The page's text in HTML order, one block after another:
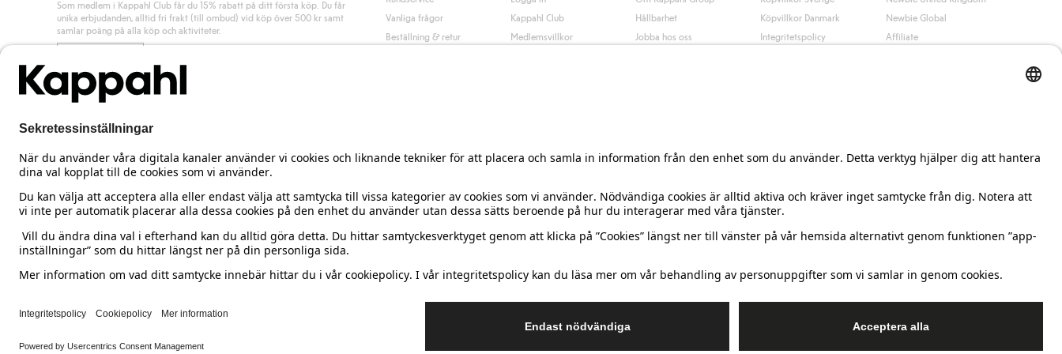
Som medlem i Kappahl Club får du 15% rabatt på ditt första köp. Du får
unika erbjudanden, alltid fri frakt (till ombud) vid köp över 500 kr samt
samlar poäng på alla köp och aktiviteter.
Vanliga frågor
Beställning & retur
Kappahl Club
Medlemsvillkor
Hållbarhet
Jobba hos oss
Köpvillkor Danmark
Integritetspolicy
Newbie Global
Affiliate
Sweden Ändra land
Cookies